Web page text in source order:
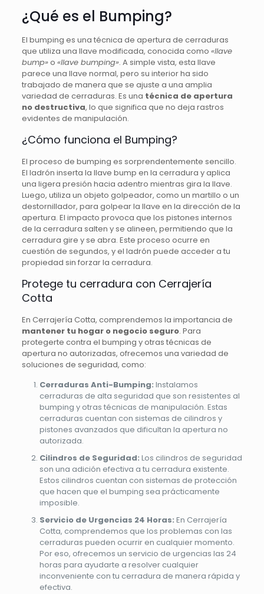
¿Qué es el Bumping?
El bumping es una técnica de apertura de cerraduras
que utiliza una llave modificada, conocida como «llave
bump»o «llave bumping». A simple vista, esta llave
parece una llave normal, pero su interior ha sido
trabajado de manera que se ajuste a una amplia
variedad de cerraduras. Es una técnica de apertura
no destructiva, lo que significa que no deja rastros
evidentes de manipulación.
¿Cómo funciona el Bumping?
El proceso de bumping es sorprendentemente sencillo.
El ladrón inserta la llave bump en la cerradura y aplica
una ligera presión hacia adentro mientras gira la llave.
Luego, utiliza un objeto golpeador, como un martillo o un
destornillador, para golpear la llave en la dirección de la
apertura. El impacto provoca que los pistones internos
de la cerradura salten y se alineen, permitiendo que la
cerradura gire y se abra. Este proceso ocurre en
cuestión de segundos, y el ladrón puede acceder a tu
propiedad sin forzar la cerradura.
Protege tu cerradura con Cerrajería
Cotta
En Cerrajería Cotta, comprendemos la importancia de
mantener tu hogar o negocio seguro. Para
protegerte contra el bumping y otras técnicas de
apertura no autorizadas, ofrecemos una variedad de
soluciones de seguridad, como:
Cerraduras Anti-Bumping: Instalamos
cerraduras de alta seguridad que son resistentes al
bumping y otras técnicas de manipulación. Estas
cerraduras cuentan con sistemas de cilindros y
pistones avanzados que dificultan la apertura no
autorizada.
Cilindros de Seguridad: Los cilindros de seguridad
son una adición efectiva a tu cerradura existente.
Estos cilindros cuentan con sistemas de protección
que hacen que el bumping sea prácticamente
imposible.
Servicio de Urgencias 24 Horas: En Cerrajería
Cotta, comprendemos que los problemas con las
cerraduras pueden ocurrir en cualquier momento.
Por eso, ofrecemos un servicio de urgencias las 24
horas para ayudarte a resolver cualquier
inconveniente con tu cerradura de manera rápida y
efectiva.